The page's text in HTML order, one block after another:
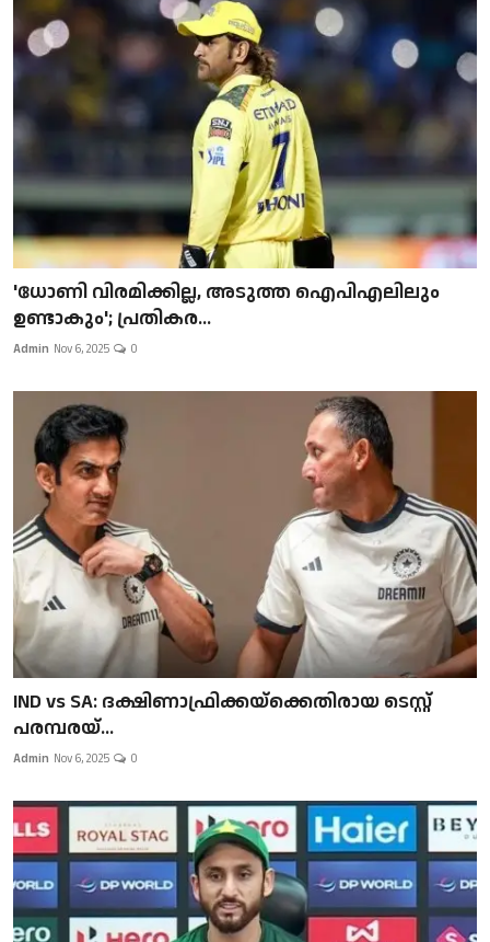
'ധോണി വിരമിക്കില്ല, അടുത്ത ഐപിഎലിലും
ഉണ്ടാകും'; പ്രതികര...
Admin Nov 6, 2025 0
IND vs SA: ദക്ഷിണാഫ്രിക്കയ്‌ക്കെതിരായ ടെസ്റ്റ്
പരമ്പരയ്...
Admin Nov 6, 2025 0